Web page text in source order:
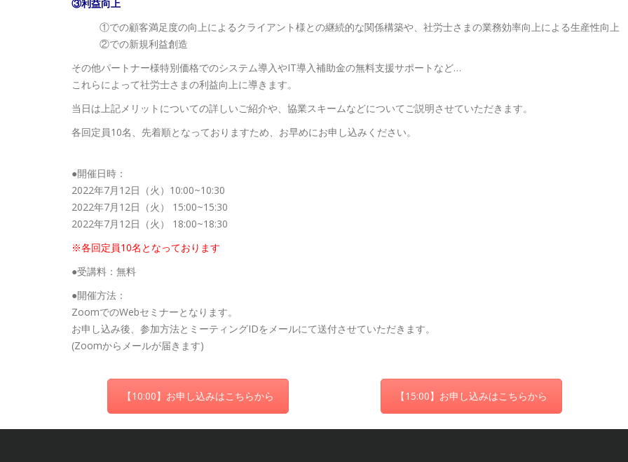
③利益向上
①での顧客満足度の向上によるクライアント様との継続的な関係構築や、社労士さまの業務効率向上による生産性向上
②での新規利益創造
その他パートナー様特別価格でのシステム導入やIT導入補助金の無料支援サポートなど…
これらによって社労士さまの利益向上に導きます。
当日は上記メリットについての詳しいご紹介や、協業スキームなどについてご説明させていただきます。
各回定員10名、先着順となっておりますため、お早めにお申し込みください。
●開催日時：
2022年7月12日（火）10:00~10:30
2022年7月12日（火） 15:00~15:30
2022年7月12日（火） 18:00~18:30
※各回定員10名となっております
●受講料：無料
●開催方法：
ZoomでのWebセミナーとなります。
お申し込み後、参加方法とミーティングIDをメールにて送付させていただきます。
(Zoomからメールが届きます)
【10:00】お申し込みはこちらから 【15:00】お申し込みはこちらから